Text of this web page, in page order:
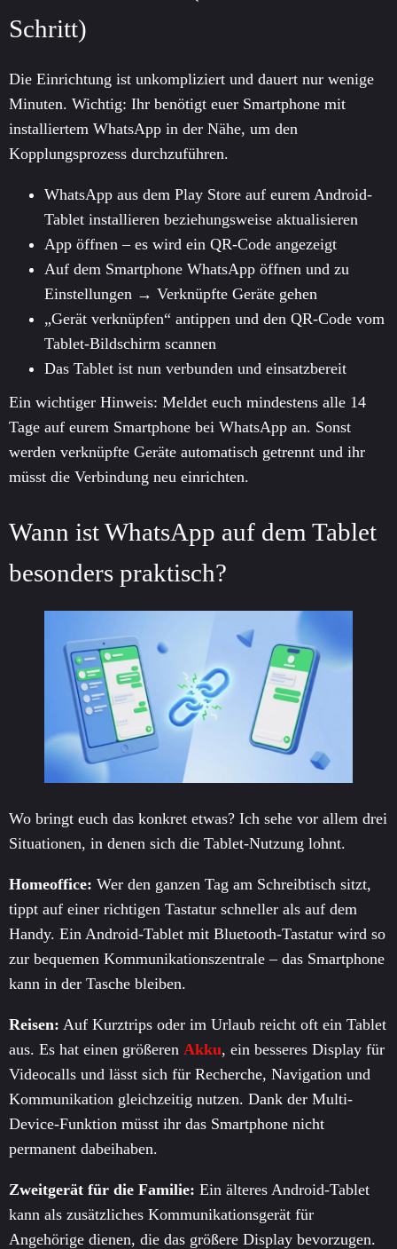
Schritt)
Die Einrichtung ist unkompliziert und dauert nur wenige
Minuten. Wichtig: Ihr benötigt euer Smartphone mit
installiertem WhatsApp in der Nähe, um den
Kopplungsprozess durchzuführen.
WhatsApp aus dem Play Store auf eurem Android-
Tablet installieren beziehungsweise aktualisieren
App öffnen – es wird ein QR-Code angezeigt
Auf dem Smartphone WhatsApp öffnen und zu
Einstellungen → Verknüpfte Geräte gehen
„Gerät verknüpfen“ antippen und den QR-Code vom
Tablet-Bildschirm scannen
Das Tablet ist nun verbunden und einsatzbereit
Ein wichtiger Hinweis: Meldet euch mindestens alle 14
Tage auf eurem Smartphone bei WhatsApp an. Sonst
werden verknüpfte Geräte automatisch getrennt und ihr
müsst die Verbindung neu einrichten.
Wann ist WhatsApp auf dem Tablet
besonders praktisch?
Wo bringt euch das konkret etwas? Ich sehe vor allem drei
Situationen, in denen sich die Tablet-Nutzung lohnt.
Homeoffice: Wer den ganzen Tag am Schreibtisch sitzt,
tippt auf einer richtigen Tastatur schneller als auf dem
Handy. Ein Android-Tablet mit Bluetooth-Tastatur wird so
zur bequemen Kommunikationszentrale – das Smartphone
kann in der Tasche bleiben.
Reisen: Auf Kurztrips oder im Urlaub reicht oft ein Tablet
aus. Es hat einen größeren Akku, ein besseres Display für
Videocalls und lässt sich für Recherche, Navigation und
Kommunikation gleichzeitig nutzen. Dank der Multi-
Device-Funktion müsst ihr das Smartphone nicht
permanent dabeihaben.
Zweitgerät für die Familie: Ein älteres Android-Tablet
kann als zusätzliches Kommunikationsgerät für
Angehörige dienen, die das größere Display bevorzugen.